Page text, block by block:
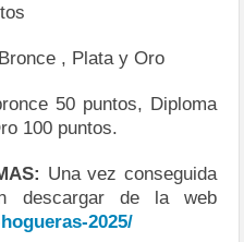
, Plata y Oro
50 puntos, Diploma
100 puntos.
Una vez conseguida
descargar de la web
2025/